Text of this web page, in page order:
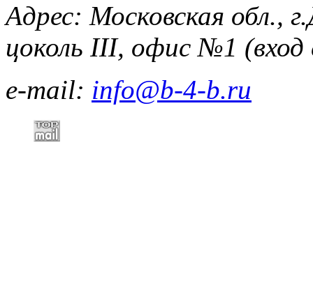
Адрес: Московская обл.,
цоколь III, офис №1
e-mail: info@b-4-b.ru